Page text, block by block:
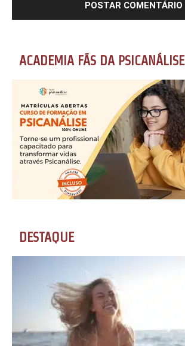
ACADEMIA FÃS DA PSICANÁLISE
DESTAQUE